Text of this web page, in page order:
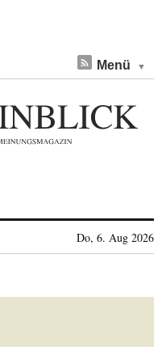
Menü
Do, 6. Aug 2026